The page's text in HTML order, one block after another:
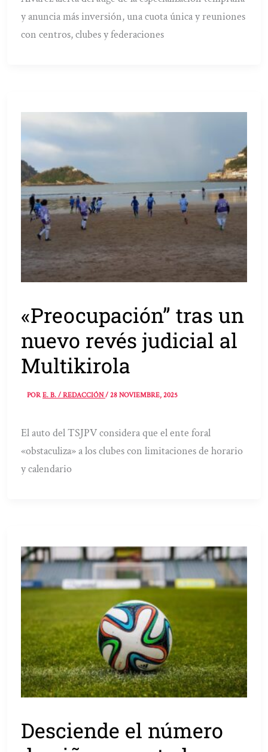
y anuncia más inversión, una cuota única y reuniones
con centros, clubes y federaciones
«Preocupación” tras un
nuevo revés judicial al
Multikirola
PORE. B. / REDACCIÓN/28 NOVIEMBRE, 2025
El auto del TSJPV considera que el ente foral
«obstaculiza» a los clubes con limitaciones de horario
y calendario
Desciende el número